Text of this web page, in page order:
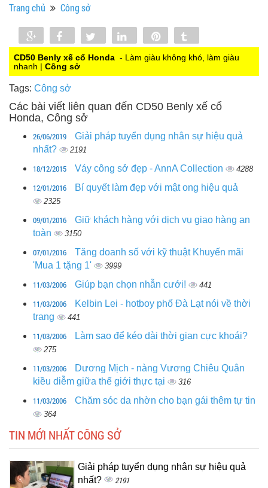
Trang chủ Công sở
Share Share Tweet Share
0
CD50 Benly xế cổ Honda - Làm giàu không khó, làm giàu
nhanh | Công sở
Tags: Công sở
Các bài viết liên quan đến CD50 Benly xế cổ
Honda, Công sở
26/06/2019
Giải pháp tuyển dụng nhân sự hiệu quả
nhất?
2191
18/12/2015 Váy công sở đẹp - AnnA Collection 4288
12/01/2016 Bí quyết làm đẹp với mật ong hiệu quả
2325
09/01/2016
Giữ khách hàng với dịch vụ giao hàng an
toàn
3150
07/01/2016
Tăng doanh số với kỹ thuật Khuyến mãi
'Mua 1 tặng 1'
3999
11/03/2006 Giúp bạn chọn nhẫn cưới! 441
11/03/2006
Kelbin Lei - hotboy phố Đà Lạt nói về thời
trang
441
11/03/2006 Làm sao để kéo dài thời gian cực khoái?
275
11/03/2006
Dương Mịch - nàng Vương Chiêu Quân
kiều diễm giữa thế giới thực tại
316
11/03/2006 Chăm sóc da nhờn cho bạn gái thêm tự tin
364
TIN MỚI NHẤT CÔNG SỞ
Giải pháp tuyển dụng nhân sự hiệu quả
nhất?
2191